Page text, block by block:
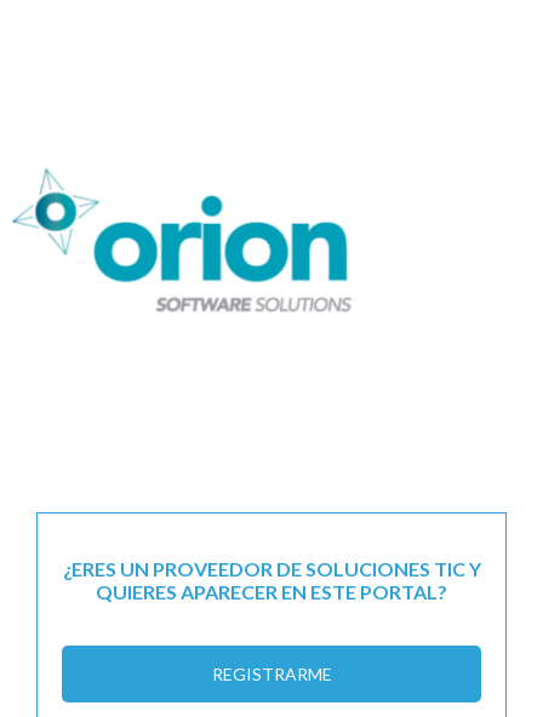
¿ERES UN PROVEEDOR DE SOLUCIONES TIC Y
QUIERES APARECER EN ESTE PORTAL?
REGISTRARME